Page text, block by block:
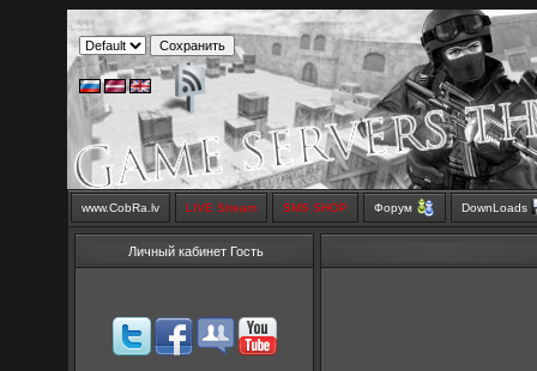
www.CobRa.lv LIVE Stream SMS SHOP Форум DownLoads
Личный кабинет Гость